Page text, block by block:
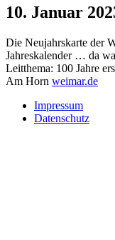
10. Januar
Die Neujahrskarte der
Jahreskalender … da
Leitthema: 100 Jahre
Am Horn weimar.de
Impressum
Datenschutz